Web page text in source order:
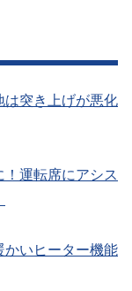
は突き上げが悪化
運転席にアシス
かいヒーター機能